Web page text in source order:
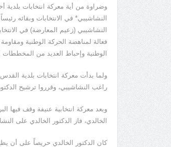
وضراوة من أية معركة انتخابات
النشاشيبي* في الانتخابات وبقائه
النشاشيبي (زعيم المعارضة) في
فعالة لمناهضة الحركة الوطنية
الوطنية وإحباط العديد من المخططات
ولما بدأت معركة انتخابات بلدية
راغب النشاشيبي، وقرروا ترشيح
وبعد معركة انتخابية عنيفة وقف فيها
الخالدي، فاز الدكتور الخالدي على
كان الدكتور الخالدي حريصاً على أن